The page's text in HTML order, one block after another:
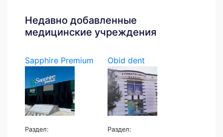
Недавно добавленные
медицинские учреждения
Sapphire Premium
Раздел:
Obid dent
Раздел: